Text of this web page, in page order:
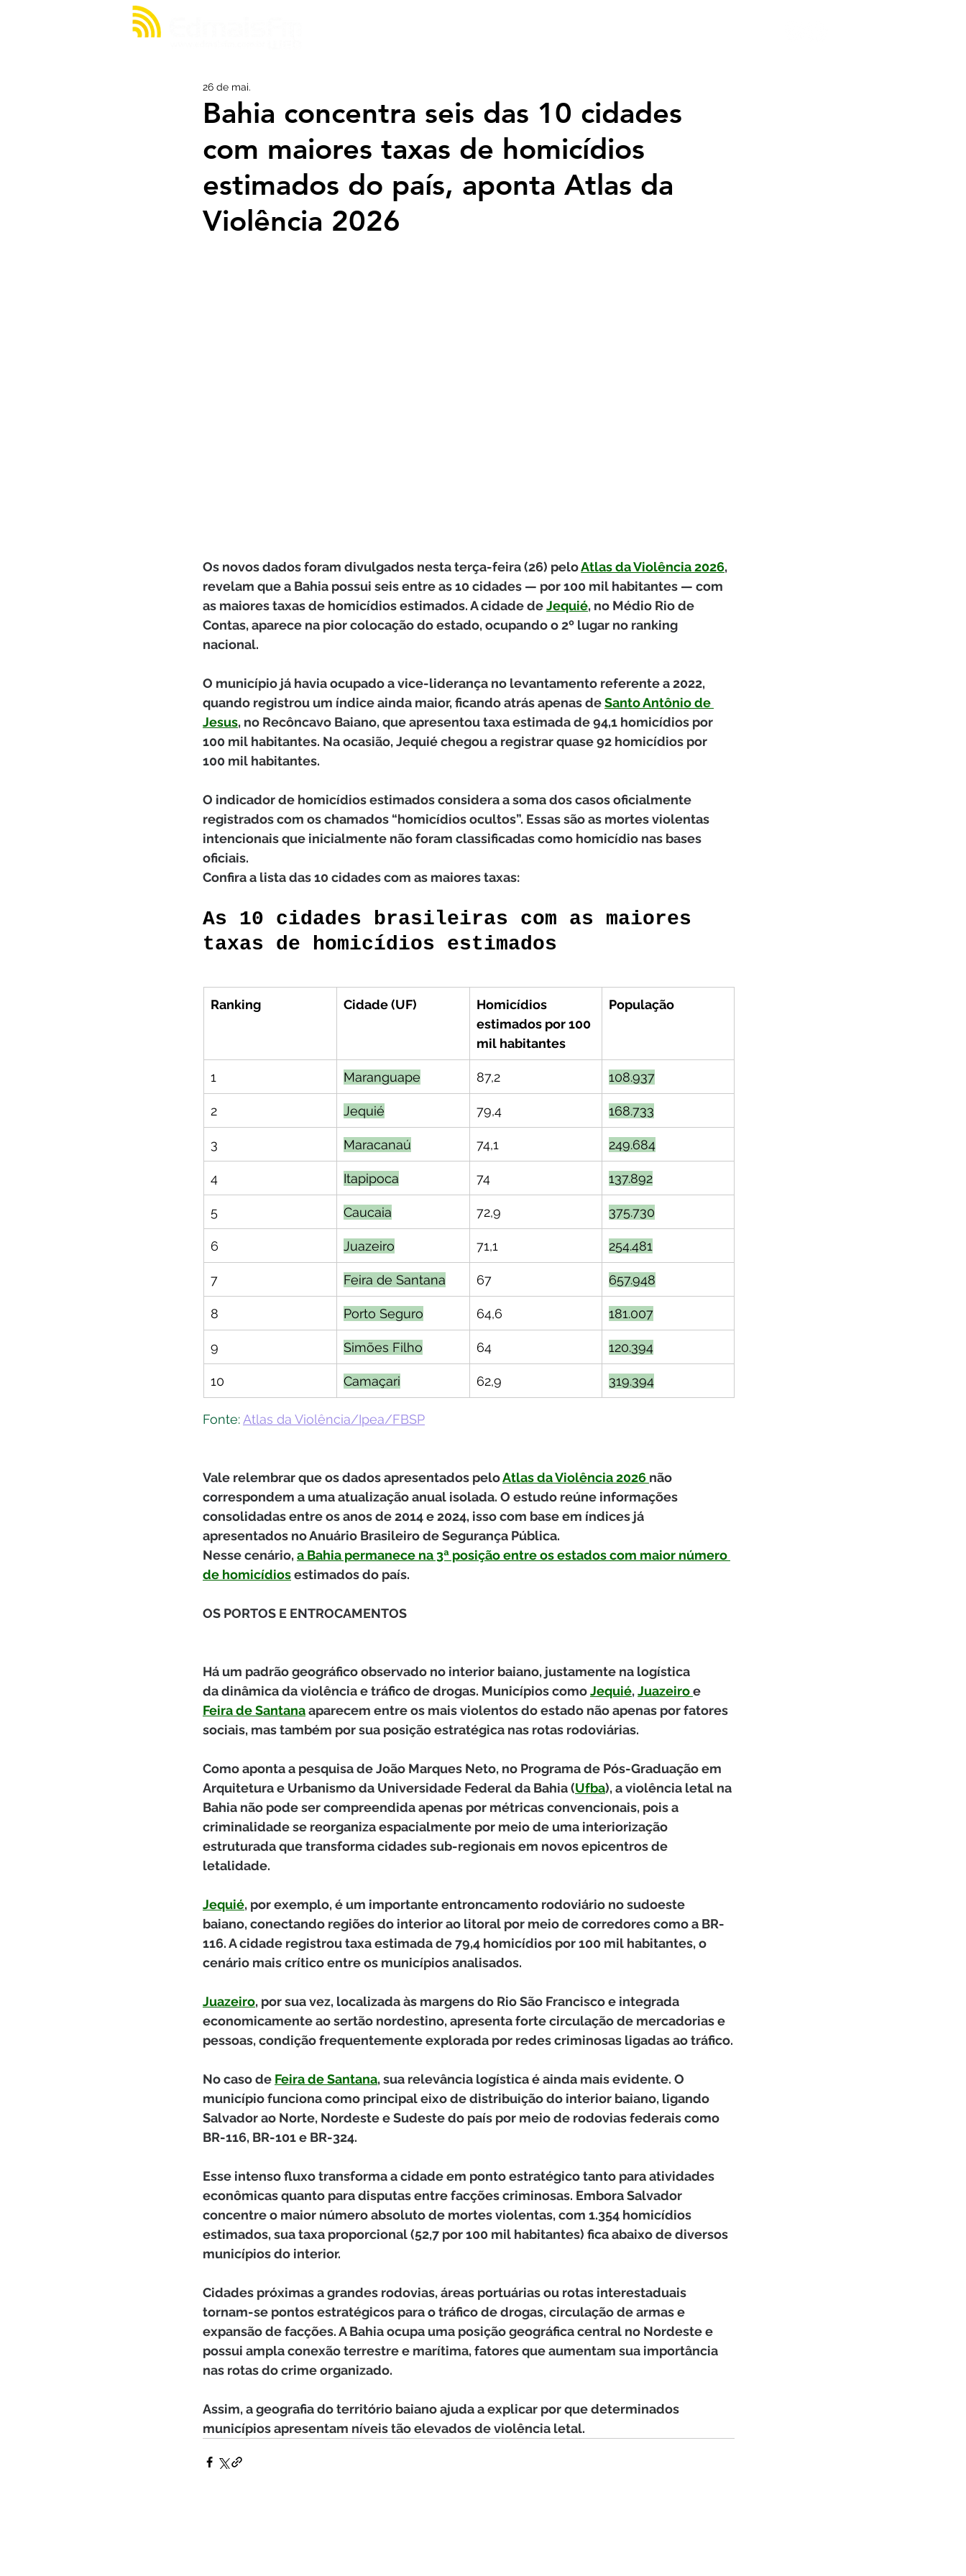
Bahia concentra seis das 10 cidades
com maiores taxas de homicídios
estimados do país, aponta Atlas da
Violência 2026
26 de mai.
Os novos dados foram divulgados nesta terça-feira (26) pelo Atlas da Violência 2026,
revelam que a Bahia possui seis entre as 10 cidades — por 100 mil habitantes — com
as maiores taxas de homicídios estimados. A cidade de Jequié, no Médio Rio de
Contas, aparece na pior colocação do estado, ocupando o 2º lugar no ranking
nacional.
O município já havia ocupado a vice-liderança no levantamento referente a 2022,
quando registrou um índice ainda maior, ficando atrás apenas de Santo Antônio de
Jesus, no Recôncavo Baiano, que apresentou taxa estimada de 94,1 homicídios por
100 mil habitantes. Na ocasião, Jequié chegou a registrar quase 92 homicídios por
100 mil habitantes.
O indicador de homicídios estimados considera a soma dos casos oficialmente
registrados com os chamados “homicídios ocultos”. Essas são as mortes violentas
intencionais que inicialmente não foram classificadas como homicídio nas bases
oficiais.
Confira a lista das 10 cidades com as maiores taxas:
As 10 cidades brasileiras com as maiores
taxas de homicídios estimados
Ranking Cidade (UF)
Homicídios
estimados por 100
mil habitantes
População
1 Maranguape 87,2 108.937
2 Jequié 79,4 168.733
3 Maracanaú 74,1 249.684
4 Itapipoca 74 137.892
5 Caucaia 72,9 375.730
6 Juazeiro 71,1 254.481
7 Feira de Santana 67 657.948
8 Porto Seguro 64,6 181.007
9 Simões Filho 64 120.394
10 Camaçari 62,9 319.394
Fonte: Atlas da Violência/Ipea/FBSP
Vale relembrar que os dados apresentados pelo Atlas da Violência 2026 não
correspondem a uma atualização anual isolada. O estudo reúne informações
consolidadas entre os anos de 2014 e 2024, isso com base em índices já
apresentados no Anuário Brasileiro de Segurança Pública.
Nesse cenário, a Bahia permanece na 3ª posição entre os estados com maior número
de homicídios estimados do país.
OS PORTOS E ENTROCAMENTOS
Há um padrão geográfico observado no interior baiano, justamente na logística
da dinâmica da violência e tráfico de drogas. Municípios como Jequié, Juazeiro e
Feira de Santana aparecem entre os mais violentos do estado não apenas por fatores
sociais, mas também por sua posição estratégica nas rotas rodoviárias.
Como aponta a pesquisa de João Marques Neto, no Programa de Pós-Graduação em
Arquitetura e Urbanismo da Universidade Federal da Bahia (Ufba), a violência letal na
Bahia não pode ser compreendida apenas por métricas convencionais, pois a
criminalidade se reorganiza espacialmente por meio de uma interiorização
estruturada que transforma cidades sub-regionais em novos epicentros de
letalidade.
Jequié, por exemplo, é um importante entroncamento rodoviário no sudoeste
baiano, conectando regiões do interior ao litoral por meio de corredores como a BR-
116. A cidade registrou taxa estimada de 79,4 homicídios por 100 mil habitantes, o
cenário mais crítico entre os municípios analisados.
Juazeiro, por sua vez, localizada às margens do Rio São Francisco e integrada
economicamente ao sertão nordestino, apresenta forte circulação de mercadorias e
pessoas, condição frequentemente explorada por redes criminosas ligadas ao tráfico.
No caso de Feira de Santana, sua relevância logística é ainda mais evidente. O
município funciona como principal eixo de distribuição do interior baiano, ligando
Salvador ao Norte, Nordeste e Sudeste do país por meio de rodovias federais como
BR-116, BR-101 e BR-324.
Esse intenso fluxo transforma a cidade em ponto estratégico tanto para atividades
econômicas quanto para disputas entre facções criminosas. Embora Salvador
concentre o maior número absoluto de mortes violentas, com 1.354 homicídios
estimados, sua taxa proporcional (52,7 por 100 mil habitantes) fica abaixo de diversos
municípios do interior.
Cidades próximas a grandes rodovias, áreas portuárias ou rotas interestaduais
tornam-se pontos estratégicos para o tráfico de drogas, circulação de armas e
expansão de facções. A Bahia ocupa uma posição geográfica central no Nordeste e
possui ampla conexão terrestre e marítima, fatores que aumentam sua importância
nas rotas do crime organizado.
Assim, a geografia do território baiano ajuda a explicar por que determinados
municípios apresentam níveis tão elevados de violência letal.